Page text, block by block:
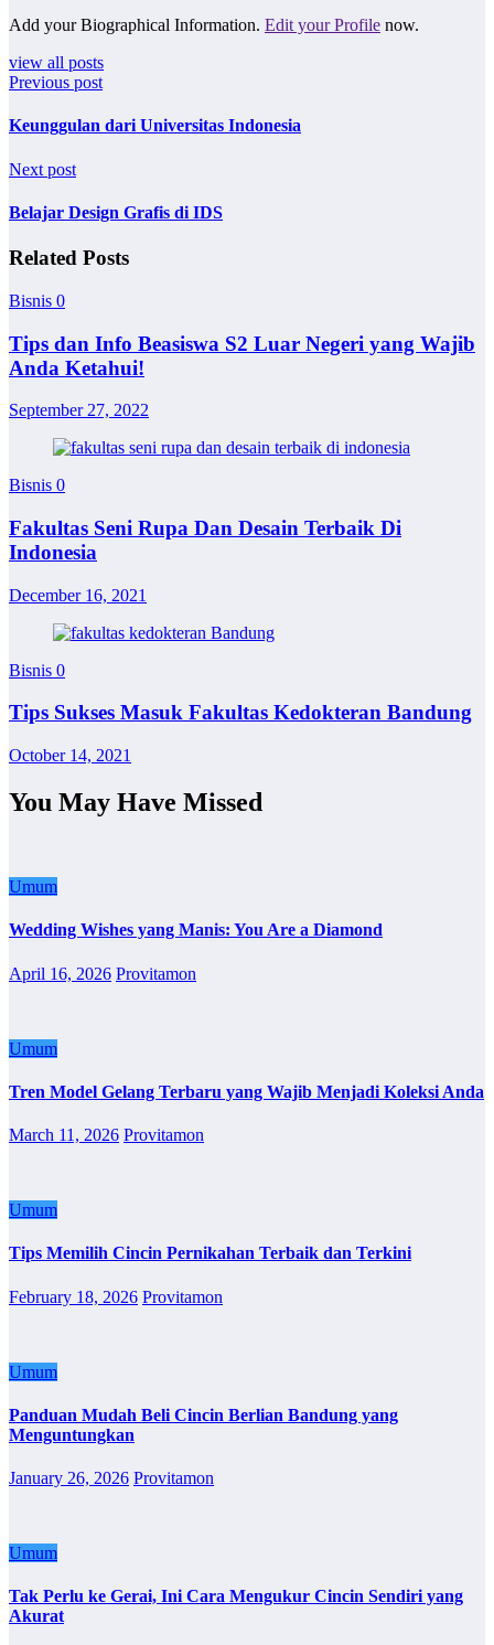
Add your Biographical Information. Edit your Profile now.
view all posts
Previous post
Keunggulan dari Universitas Indonesia
Next post
Belajar Design Grafis di IDS
Related Posts
Bisnis 0
Tips dan Info Beasiswa S2 Luar Negeri yang Wajib
Anda Ketahui!
September 27, 2022
Bisnis 0
Fakultas Seni Rupa Dan Desain Terbaik Di
Indonesia
December 16, 2021
Bisnis 0
Tips Sukses Masuk Fakultas Kedokteran Bandung
October 14, 2021
You May Have Missed
Umum
Wedding Wishes yang Manis: You Are a Diamond
April 16, 2026 Provitamon
Umum
Tren Model Gelang Terbaru yang Wajib Menjadi Koleksi Anda
March 11, 2026 Provitamon
Umum
Tips Memilih Cincin Pernikahan Terbaik dan Terkini
February 18, 2026 Provitamon
Umum
Panduan Mudah Beli Cincin Berlian Bandung yang
Menguntungkan
January 26, 2026 Provitamon
Umum
Tak Perlu ke Gerai, Ini Cara Mengukur Cincin Sendiri yang
Akurat